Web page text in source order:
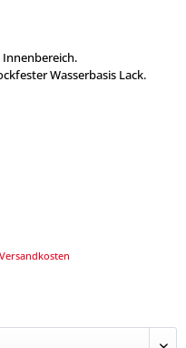
Wasserbasis Lack.